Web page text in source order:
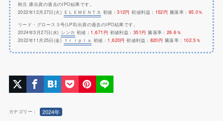
秋元 康出資の過去のIPO結果です。
2022年12月27日(火) ＥＬＥＭＥＮＴＳ 初値：312円 初値利益： 152円 騰落率： 95.0％
リード・グロース３号(LPS)出資の過去のIPO結果です。
2024年3月27日(水) シンカ 初値： 1,671円 初値利益： 351円 騰落率： 26.6％
2022年11月25日(金) ｔｒｉｐｌａ 初値： 1,620円 初値利益： 820円 騰落率： 102.5％
カテゴリー： 2024年